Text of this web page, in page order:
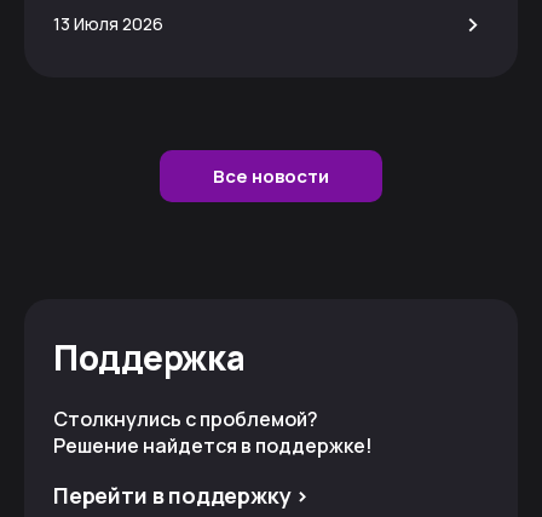
13 Июля 2026 >
Все новости
Поддержка
Столкнулись с проблемой?
Решение найдется в поддержке!
Перейти в поддержку >